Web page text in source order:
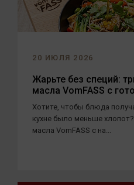
20 ИЮЛЯ 2026
Жарьте без специй:
масла VomFASS с
Хотите, чтобы блюда
кухне было меньше
масла VomFASS с на...